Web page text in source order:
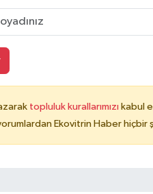
topluluk kurallarımızı kabul
Ekovitrin Haber